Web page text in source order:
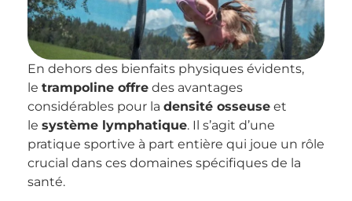
En dehors des bienfaits physiques évidents,
le trampoline offre des avantages
considérables pour la densité osseuse et
le système lymphatique. Il s’agit d’une
pratique sportive à part entière qui joue un rôle
crucial dans ces domaines spécifiques de la
santé.